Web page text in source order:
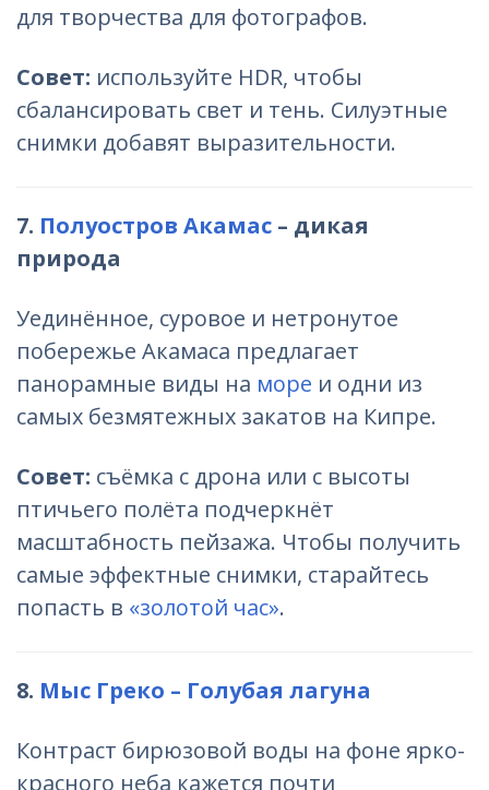
для творчества для фотографов.
Совет: используйте HDR, чтобы
сбалансировать свет и тень. Силуэтные
снимки добавят выразительности.
7. Полуостров Акамас – дикая
природа
Уединённое, суровое и нетронутое
побережье Акамаса предлагает
панорамные виды на море и одни из
самых безмятежных закатов на Кипре.
Совет: съёмка с дрона или с высоты
птичьего полёта подчеркнёт
масштабность пейзажа. Чтобы получить
самые эффектные снимки, старайтесь
попасть в «золотой час».
8. Мыс Греко – Голубая лагуна
Контраст бирюзовой воды на фоне ярко-
красного неба кажется почти